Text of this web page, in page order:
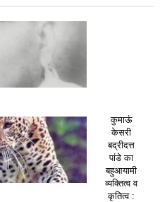
कुमाऊं
केसरी
बद्रीदत्त
पांडे का
बहुआयामी
व्यक्तित्व व
कृतित्व :